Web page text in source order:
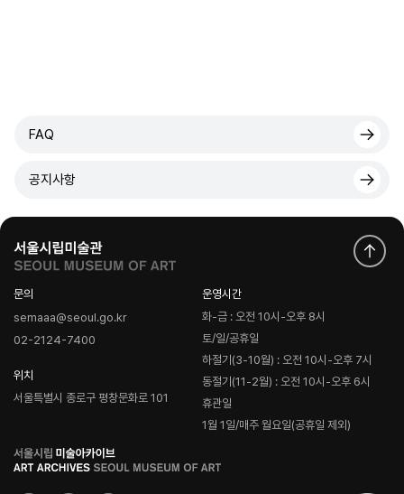
FAQ
공지사항
문의
semaaa@seoul.go.kr
02-2124-7400
위치
서울특별시 종로구 평창문화로 101
운영시간
화-금 : 오전 10시-오후 8시
토/일/공휴일
하절기(3-10월) : 오전 10시-오후 7시
동절기(11-2월) : 오전 10시-오후 6시
휴관일
1월 1일/매주 월요일(공휴일 제외)
로
고